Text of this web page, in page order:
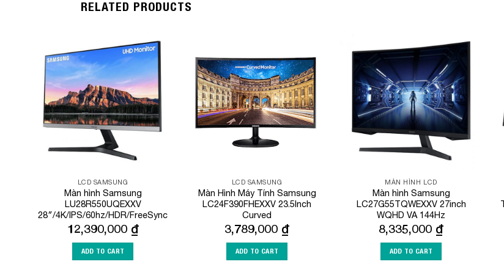
RELATED PRODUCTS
Wishlist
LCD SAMSUNG
Màn hình Samsung
LU28R550UQEXXV
28″/4K/IPS/60hz/HDR/FreeSync
12,390,000 ₫
ADD TO CART
Add to
Wishlist
LCD SAMSUNG
Màn Hình Máy Tính Samsung
LC24F390FHEXXV 23.5Inch
Curved
3,789,000 ₫
ADD TO CART
Add to
Wishlist
MÀN HÌNH LCD
Màn hình Samsung
LC27G55TQWEXXV 27inch
WQHD VA 144Hz
8,335,000 ₫
ADD TO CART